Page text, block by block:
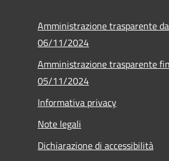
Amministrazione trasparente
06/11/2024
Amministrazione trasparente
05/11/2024
Informativa privacy
Note legali
Dichiarazione di accessibilità